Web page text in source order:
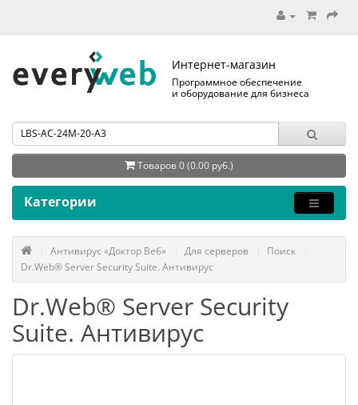
Интернет-магазин
Программное обеспечение
и оборудование для бизнеса
Товаров 0 (0.00 руб.)
Категории
Антивирус «Доктор Веб» Для серверов
Поиск
Dr.Web® Server Security Suite. Антивирус
Dr.Web® Server Security
Suite. Антивирус